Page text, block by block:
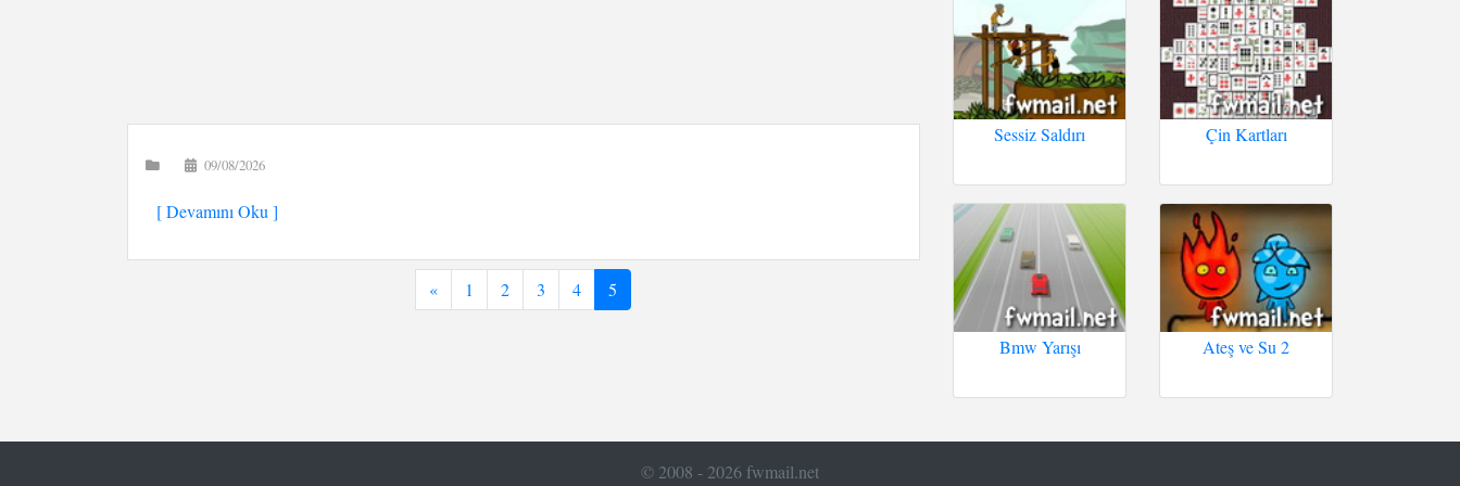
09/08/2026
[ Devamını Oku ]
« 1 2 3 4 5
Sessiz Saldırı Çin Kartları
Bmw Yarışı Ateş ve Su 2
© 2008 - 2026 fwmail.net